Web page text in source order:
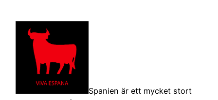
Spanien är ett mycket stort